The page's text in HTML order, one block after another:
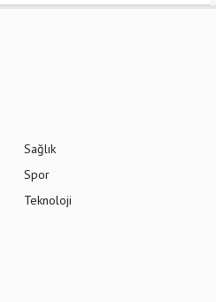
Sağlık
Spor
Teknoloji